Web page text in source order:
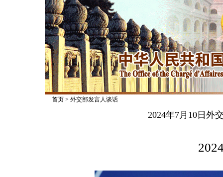
首页> 外交部发言人谈话
2024年7月10日外